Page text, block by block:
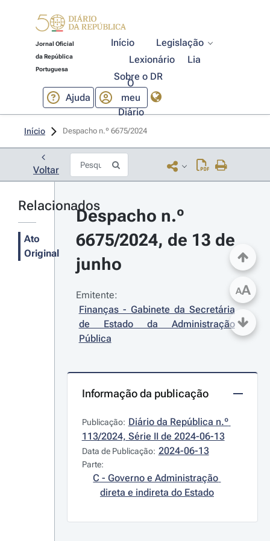
Jornal Oficial
da República
Portuguesa
Início
Legislação
Lexionário
Lia
Sobre o DR
Ajuda
O
meu
Diário
Início Despacho n.º 6675/2024
Voltar
Relacionados
Ato
Original
Despacho n.º
6675/2024, de 13 de
junho
Emitente:
Finanças - Gabinete da Secretária
de Estado da Administração
Pública
Informação da publicação
Publicação: Diário da República n.º
113/2024, Série II de 2024-06-13
Data de Publicação: 2024-06-13
Parte:
C - Governo e Administração
direta e indireta do Estado
AA